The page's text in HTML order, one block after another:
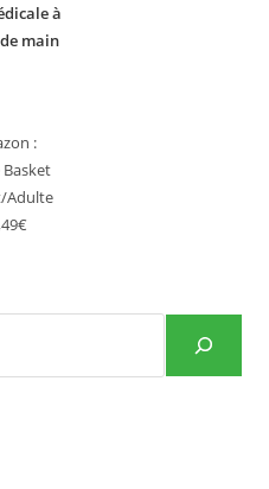
à
main
:
Adulte